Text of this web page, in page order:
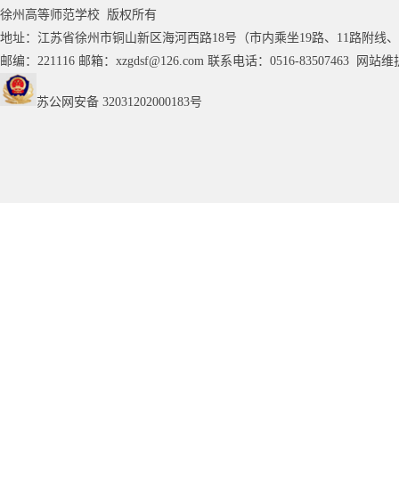
徐州高等师范学校 版权所有
地址：江苏省徐州市铜山新区海河西路18号（市内乘坐19路、11路附线
邮编：221116 邮箱： xzgdsf@126.com 联系电话：0516-83507463 网站
苏公网安备 32031202000183号